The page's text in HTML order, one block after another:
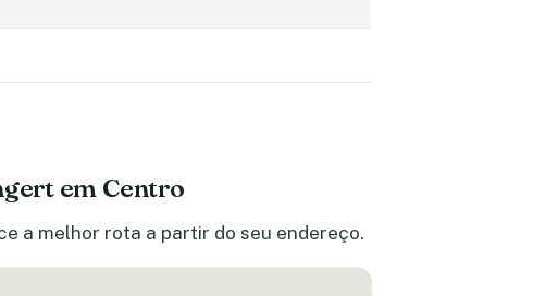
em Centro
a melhor rota a partir do seu endereço.